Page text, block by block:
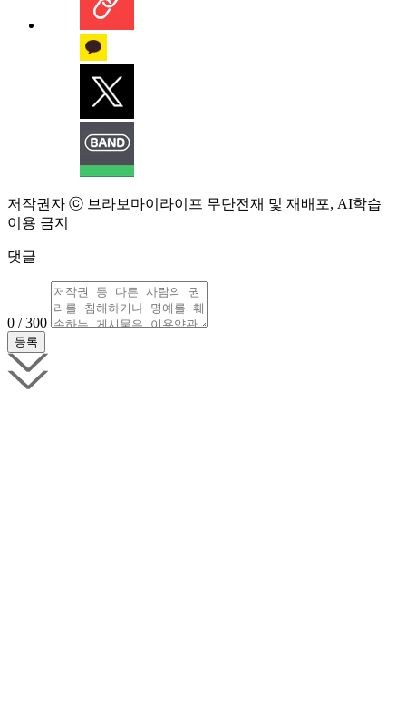
저작권자 ⓒ 브라보마이라이프 무단전재 및 재배포, AI학습
이용 금지
댓글
0 / 300